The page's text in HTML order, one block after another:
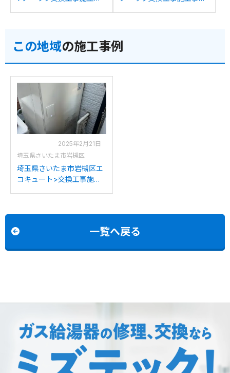
換
この地域の施工事例
2025年2月21日
埼玉県さいたま市岩槻区
埼玉県さいたま市岩槻区エ
コキュート>交換工事施工
一覧へ戻る